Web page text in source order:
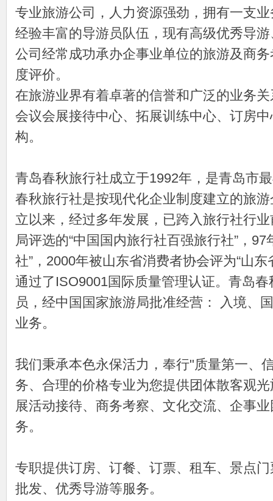
专业旅游公司，人力资源强劲，拥有一支
经验丰富的导游员队伍，现有高级优秀导
公司经常成功承办企事业单位的旅游及商
度评价。
在旅游业界有着卓著的信誉和广泛的业务
会议会展接待中心、拓展训练中心、订房
构。
青岛春秋旅行社成立于1992年，是青岛市
春秋旅行社是按现代化企业制度建立的旅
立以来，经过多年发展，已跨入旅行社行
局评选的“中国国内旅行社百强旅行社”，
社”，2000年被山东省消费者协会评为“山
通过了ISO9001国际质量管理认证。青岛
员，经中国国家旅游局批准经营： 入境、
业务。
我们秉承本色永保活力，奉行"质量第一、
务、合理的价格专业为您提供团体散客观
展活动接待、商务考察、文化交流、企事
务。
专职提供订房、订餐、订票、租车、景点
批发、优秀导游等服务。